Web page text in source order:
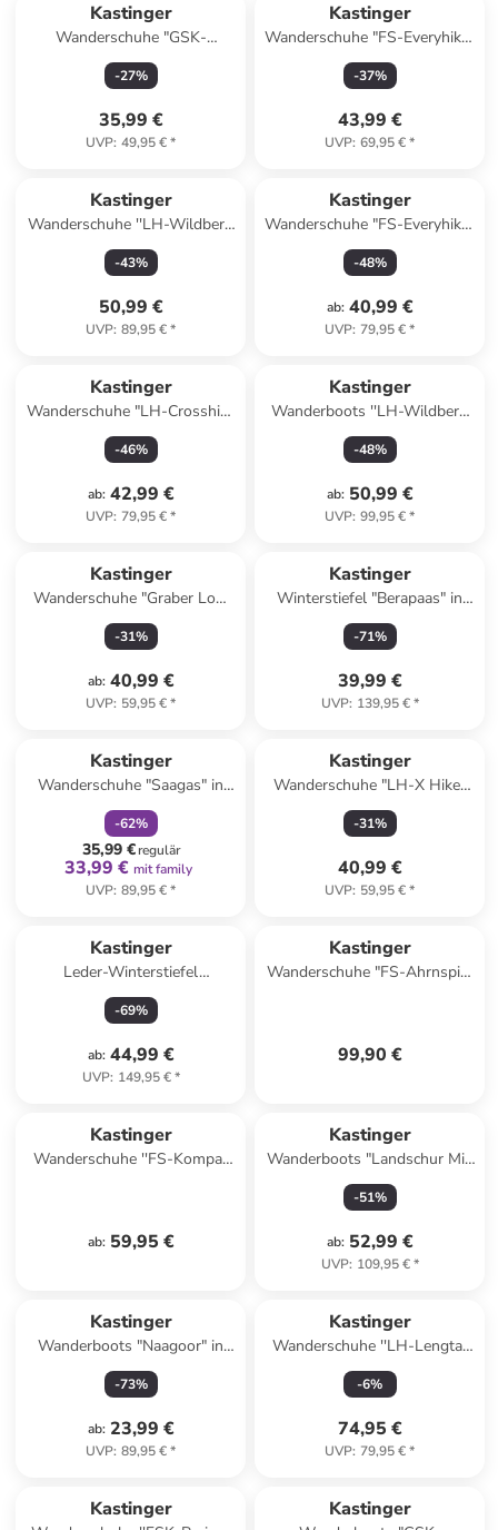
Kastinger
Wanderschuhe "GSK-
Airyhiker Low" in Türkis/
Dunkelblau/ Orange
-27%
35,99 €
UVP: 49,95 €*
Kastinger
Wanderschuhe "FS-Everyhiker
Low KTX" in Lila/ Blau
-37%
43,99 €
UVP: 69,95 €*
Kastinger
Wanderschuhe ''LH-Wildberg
low KTX'' in Braun/ Schwarz
-43%
50,99 €
UVP: 89,95 €*
Kastinger
Wanderschuhe "FS-Everyhiker
Low XT KTX" in Schwarz/
Grau
-48%
ab: 40,99 €
UVP: 79,95 €*
Kastinger
Wanderschuhe "LH-Crosshike
Low KTX" in Khaki/ Oliv
-46%
ab: 42,99 €
UVP: 79,95 €*
Kastinger
Wanderboots ''LH-Wildberg
mid KTX'' in Braun/ Schwarz
-48%
ab: 50,99 €
UVP: 99,95 €*
Kastinger
Wanderschuhe "Graber Low
EV KTX" in Hellblau
-31%
ab: 40,99 €
UVP: 59,95 €*
Kastinger
Winterstiefel "Berapaas" in
Braun/ Schwarz
-71%
39,99 €
UVP: 139,95 €*
Kastinger
Wanderschuhe "Saagas" in
Khaki
-62%
35,99 €regulär
33,99 € mit family
UVP: 89,95 €*
Kastinger
Wanderschuhe "LH-X Hiker
Low" in Schwarz
-31%
40,99 €
UVP: 59,95 €*
Kastinger
Leder-Winterstiefel
"Wannera" in Hellbraun
-69%
ab: 44,99 €
UVP: 149,95 €*
Kastinger
Wanderschuhe "FS-Ahrnspitz
99,90 €
Kastinger
Wanderschuhe ''FS-Kompar
ab: 59,95 €
Kastinger
Wanderboots "Landschur Mid
KTX" in Schwarz
-51%
ab: 52,99 €
UVP: 109,95 €*
Kastinger
Wanderboots "Naagoor" in
Schwarz/ Grau/ Limette
-73%
ab: 23,99 €
UVP: 89,95 €*
Kastinger
Wanderschuhe ''LH-Lengtal
low KTX'' in Grau/ Limette
-6%
74,95 €
UVP: 79,95 €*
Kastinger Kastinger